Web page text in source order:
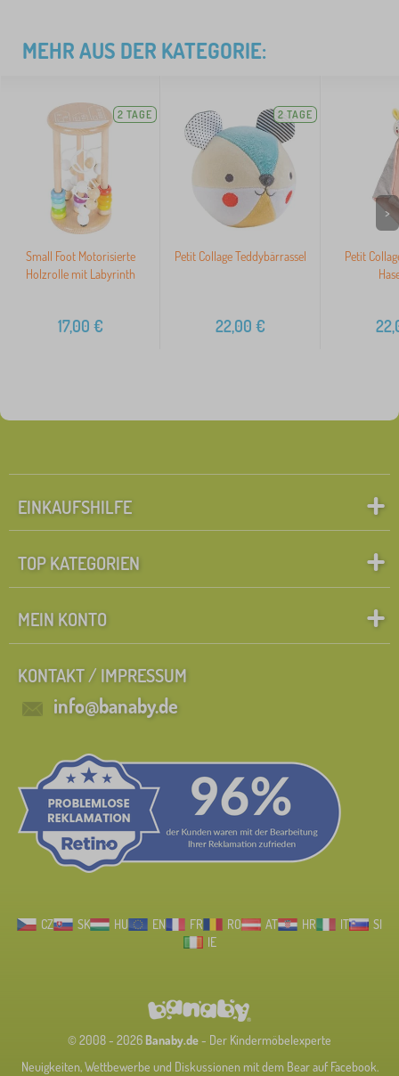
MEHR AUS DER KATEGORIE:
2 TAGE
Small Foot Motorisierte
Holzrolle mit Labyrinth
17,00 €
2 TAGE
Petit Collage Teddybärrassel
22,00 €
Petit
>
EINKAUFSHILFE
TOP KATEGORIEN
MEIN KONTO
KONTAKT / IMPRESSUM
info@banaby.de
CZ SK HU EN FR RO AT HR IT
SI
IE
© 2008 - 2026 Banaby.de- Der Kindermöbelexperte
Neuigkeiten, Wettbewerbe und Diskussionen mit dem Bear auf Facebook.